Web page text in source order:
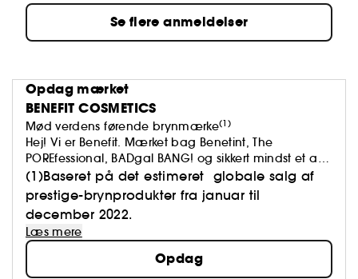
Se flere anmeldelser
Opdag mærket
BENEFIT COSMETICS
Mød verdens førende brynmærke(1)
Hej! Vi er Benefit. Mærket bag Benetint, The
POREfessional, BADgal BANG! og sikkert mindst et af
brynprodukterne i din taske.
Vi mener, at skønhed skal løfte os op og få os til at
føle os godt tilpas. For at føle sig godt tilpas er et
godt look et godt udgangspunkt.
(1)Baseret på det estimeret globale salg af
prestige-brynprodukter fra januar til
december 2022.
Læs mere
Opdag